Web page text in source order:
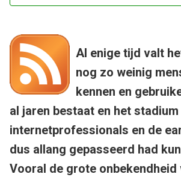
Al enige tijd valt
nog zo weinig
kennen en
al jaren bestaat en het
internetprofessionals en de
dus allang gepasseerd had
Vooral de grote onbekendheid